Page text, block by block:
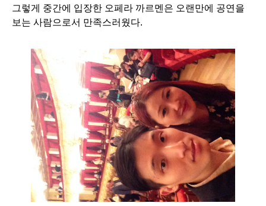
그렇게 중간에 입장한 오페라 까르멘은 오랜만에 공연을
보는 사람으로서 만족스러웠다.